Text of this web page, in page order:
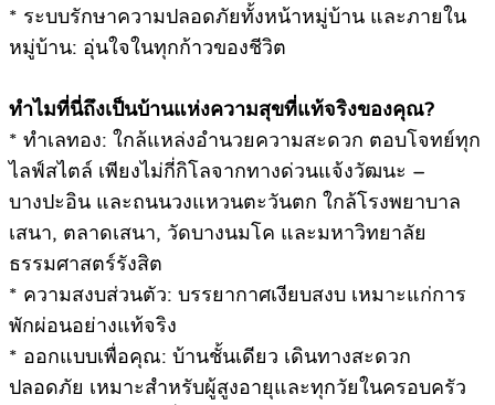
* ระบบรักษาความปลอดภัยทั้งหน้าหมู่บ้าน และภายใน
หมู่บ้าน: อุ่นใจในทุกก้าวของชีวิต
ทำไมที่นี่ถึงเป็นบ้านแห่งความสุขที่แท้จริงของคุณ?
* ทำเลทอง: ใกล้แหล่งอำนวยความสะดวก ตอบโจทย์ทุก
ไลฟ์สไตล์ เพียงไม่กี่กิโลจากทางด่วนแจ้งวัฒนะ –
บางปะอิน และถนนวงแหวนตะวันตก ใกล้โรงพยาบาล
เสนา, ตลาดเสนา, วัดบางนมโค และมหาวิทยาลัย
ธรรมศาสตร์รังสิต
* ความสงบส่วนตัว: บรรยากาศเงียบสงบ เหมาะแก่การ
พักผ่อนอย่างแท้จริง
* ออกแบบเพื่อคุณ: บ้านชั้นเดียว เดินทางสะดวก
ปลอดภัย เหมาะสำหรับผู้สูงอายุและทุกวัยในครอบครัว